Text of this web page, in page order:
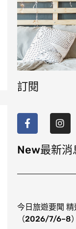
訂閱
a
c
e
b
o
k
n
s
t
a
g
a
New最新消
今日旅遊要聞
（2026/7/6–8）